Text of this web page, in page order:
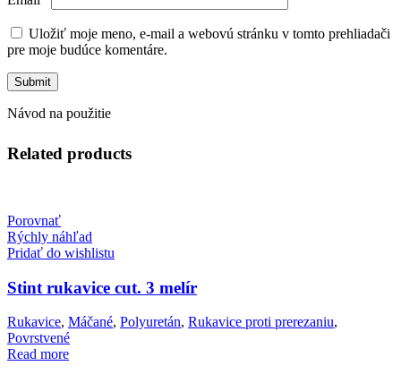
Uložiť moje meno, e-mail a webovú stránku v tomto prehliadači
pre moje budúce komentáre.
Návod na použitie
Related products
Porovnať
Rýchly náhľad
Pridať do wishlistu
Stint rukavice cut. 3 melír
Rukavice, Máčané, Polyuretán, Rukavice proti prerezaniu,
Povrstvené
Read more